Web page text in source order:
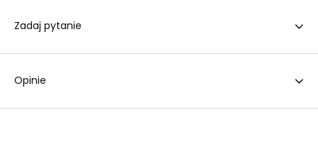
Zadaj pytanie
Opinie